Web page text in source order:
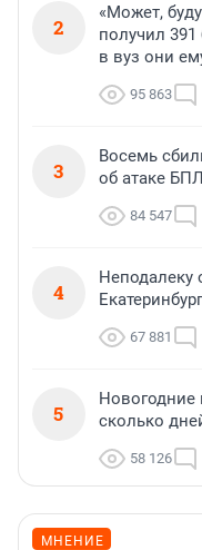
2
«Может,
получил
в вуз они
95 863
3
Восемь
об атаке
84 547
4
Неподалеку
67 881
5
Новогодние
сколько
58 126
МНЕНИЕ